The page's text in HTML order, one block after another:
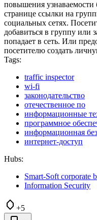
повышения узнаваемости
странице ссылки на
социальных сетях.
добавиться в группу или
попадает в сеть. Или
посетителю создать
Tags:
traffic inspector
wi-fi
законодательство
отечественное по
информационные
программное
информационная
интернет-доступ
Hubs:
Smart-Soft corporate
Information Security
+5